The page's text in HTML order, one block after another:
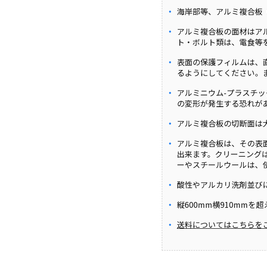
海岸部等、アルミ複合板
アルミ複合板の面材はア
ト・ボルト類は、電食等
表面の保護フィルムは、
るようにしてください。
アルミニウム-プラスチ
の変形が発生する恐れが
アルミ複合板の切断面は
アルミ複合板は、その表
出来ます。クリーニング
ーやスチールウールは、
酸性やアルカリ洗剤並び
縦600mm横910mmを超
送料についてはこちらを